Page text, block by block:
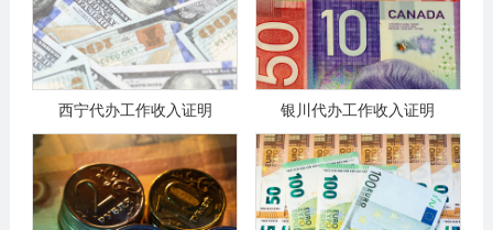
西宁代办工作收入证明 银川代办工作收入证明